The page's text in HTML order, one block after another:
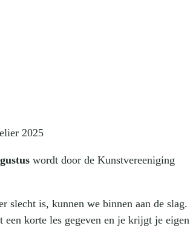
2025
wordt door de Kunstvereeniging
slecht is, kunnen we binnen aan de slag.
een korte les gegeven en je krijgt je eigen